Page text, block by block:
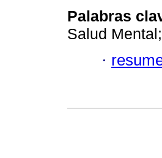
Palabras
Salud
·